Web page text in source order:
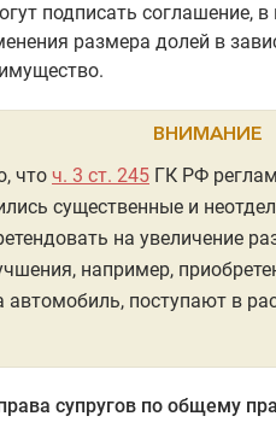
подписать соглашение,
размера долей в
ВНИМАНИЕ
что ч. 3 ст. 245 ГК РФ
существенные и
на увеличение
например,
автомобиль, поступают в
супругов по общему